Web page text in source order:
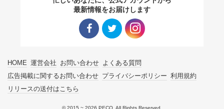
最新情報をお届けします
HOME 運営会社 お問い合わせ よくある質問
広告掲載に関するお問い合わせ プライバシーポリシー 利用規約
リリースの送付はこちら
© 2015 ~ 2026 PECO. All Rights Reserved.